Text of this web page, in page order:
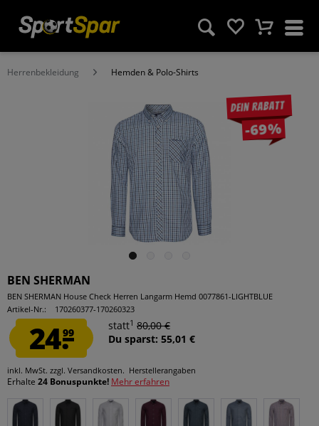
Herrenbekleidung Hemden & Polo-Shirts
Dein Rabatt
-69%
BEN SHERMAN
BEN SHERMAN House Check Herren Langarm Hemd 0077861-LIGHTBLUE
Artikel-Nr.:
170260377-170260323
24.99
statt1 80,00 €
Du sparst: 55,01 €
inkl. MwSt. zzgl. Versandkosten. Herstellerangaben
Erhalte 24 Bonuspunkte! Mehr erfahren